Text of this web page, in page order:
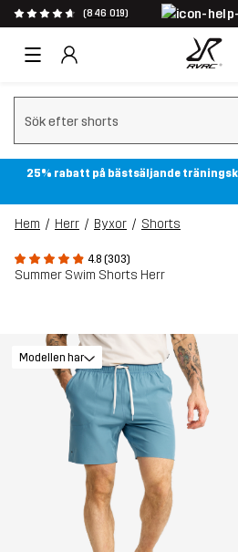
(846 019)
Rensa sök
25% rabatt på bästsäljande
Hem Herr Byxor Shorts
4.8 (303)
Summer Swim Shorts Herr
Modellen har